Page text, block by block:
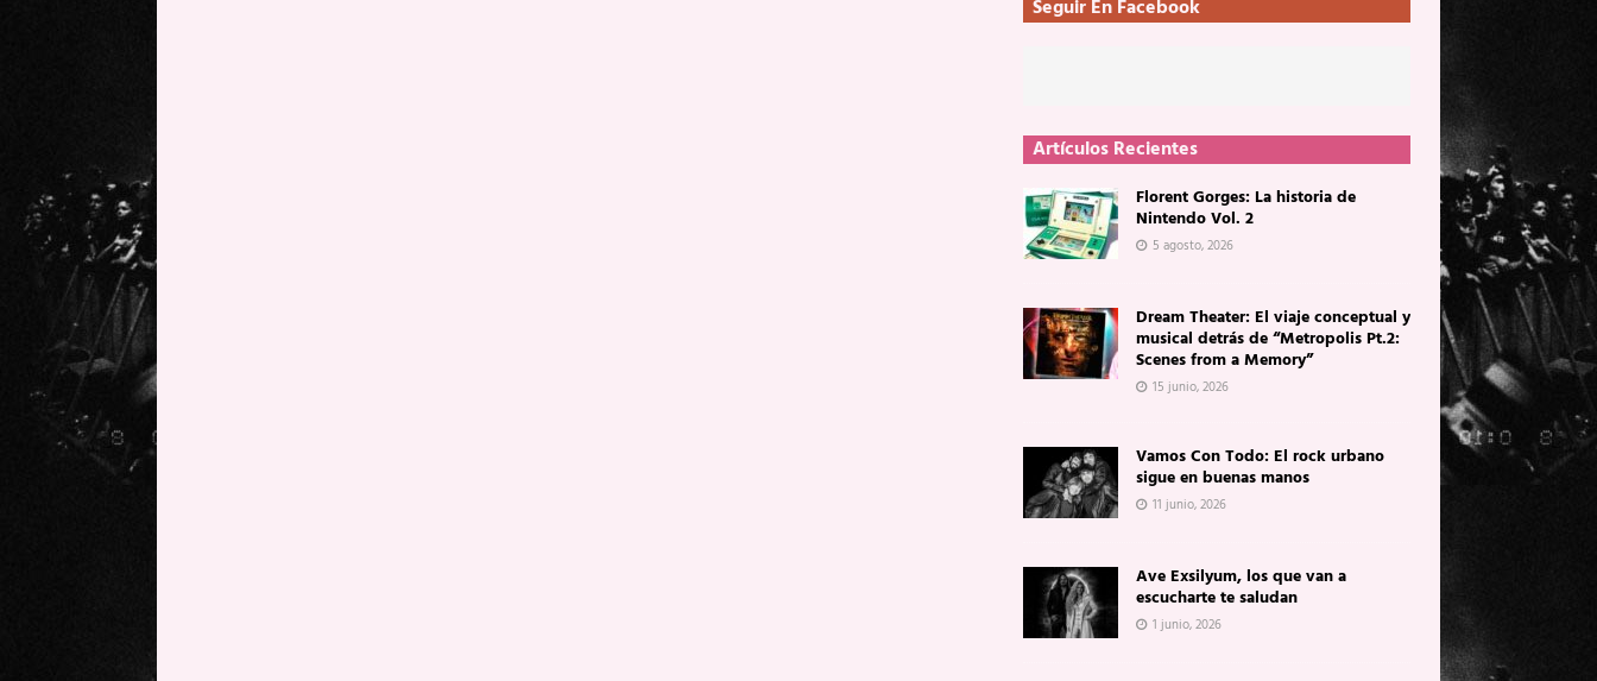
Seguir En Facebook
Artículos Recientes
Florent Gorges: La historia de
Nintendo Vol. 2
5 agosto, 2026
Dream Theater: El viaje conceptual y
musical detrás de “Metropolis Pt.2:
Scenes from a Memory”
15 junio, 2026
Vamos Con Todo: El rock urbano
sigue en buenas manos
11 junio, 2026
Ave Exsilyum, los que van a
escucharte te saludan
1 junio, 2026